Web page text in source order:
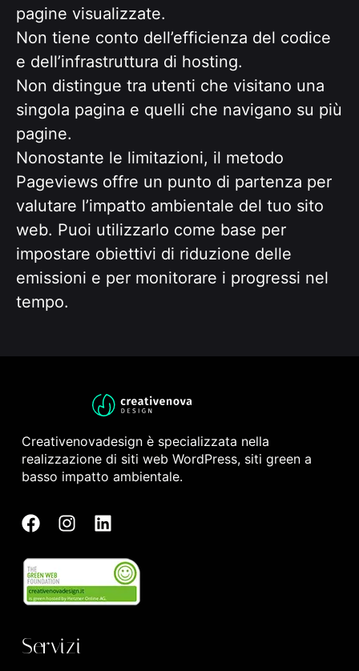
pagine visualizzate.
Non tiene conto dell’efficienza del codice
e dell’infrastruttura di hosting.
Non distingue tra utenti che visitano una
singola pagina e quelli che navigano su più
pagine.
Nonostante le limitazioni, il metodo
Pageviews offre un punto di partenza per
valutare l’impatto ambientale del tuo sito
web. Puoi utilizzarlo come base per
impostare obiettivi di riduzione delle
emissioni e per monitorare i progressi nel
tempo.
Creativenovadesign è specializzata nella
realizzazione di siti web WordPress, siti green a
basso impatto ambientale.
Servizi